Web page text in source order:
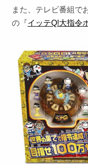
また、テレビ番組で
の『イッテQ!大指令